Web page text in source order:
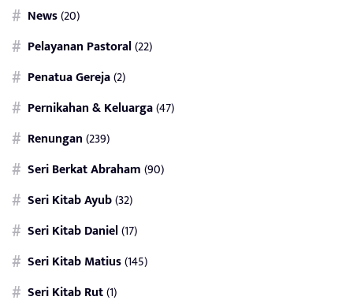
News(20)
Pelayanan Pastoral(22)
Penatua Gereja(2)
Pernikahan & Keluarga(47)
Renungan(239)
Seri Berkat Abraham(90)
Seri Kitab Ayub(32)
Seri Kitab Daniel(17)
Seri Kitab Matius(145)
Seri Kitab Rut(1)